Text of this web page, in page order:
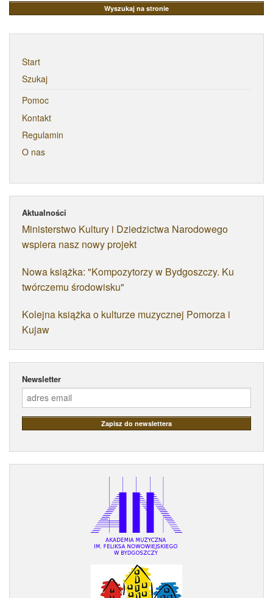
Start
Szukaj
Pomoc
Kontakt
Regulamin
O nas
Aktualności
Ministerstwo Kultury i Dziedzictwa Narodowego
wspiera nasz nowy projekt
Nowa książka: "Kompozytorzy w Bydgoszczy. Ku
twórczemu środowisku"
Kolejna książka o kulturze muzycznej Pomorza i
Kujaw
Newsletter